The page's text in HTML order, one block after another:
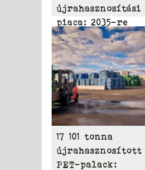
újrahasznosítási
piaca: 2035-re
elérheti a 31,95
milliárd dollárt
17 101 tonna
újrahasznosított
PET-palack: